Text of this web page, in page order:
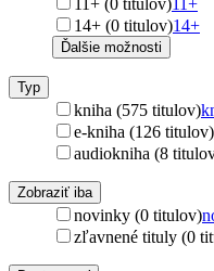
14+ (0 titulov)14+
Ďalšie možnosti
Typ
kniha (575 titulov)
e-kniha (126 titulov)
audiokniha (8
Zobraziť iba
novinky (0 titulov)
zľavnené tituly (0